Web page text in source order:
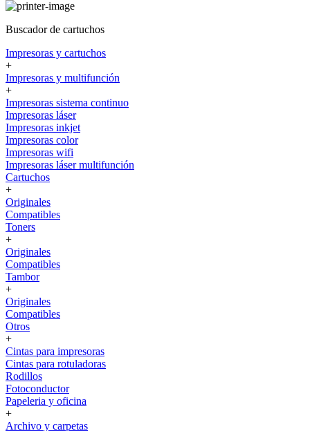
Buscador de cartuchos
Impresoras y cartuchos
+
Impresoras y multifunción
+
Impresoras sistema continuo
Impresoras láser
Impresoras inkjet
Impresoras color
Impresoras wifi
Impresoras láser multifunción
Cartuchos
+
Originales
Compatibles
Toners
+
Originales
Compatibles
Tambor
+
Originales
Compatibles
Otros
+
Cintas para impresoras
Cintas para rotuladoras
Rodillos
Fotoconductor
Papeleria y oficina
+
Archivo y carpetas